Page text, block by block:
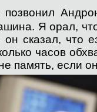
позвонил
Я орал,
он сказал, что
часов
память, если